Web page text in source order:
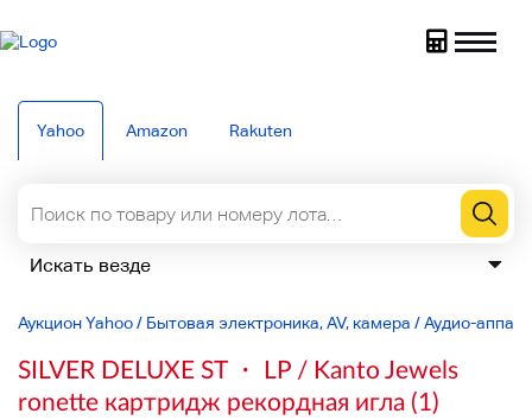
Yahoo Amazon Rakuten
Аукцион Yahoo/ Бытовая электроника, AV, камера /Аудио-
SILVER DELUXE ST ・ LP / Kanto Jewels
ronette картридж рекордная игла (1)